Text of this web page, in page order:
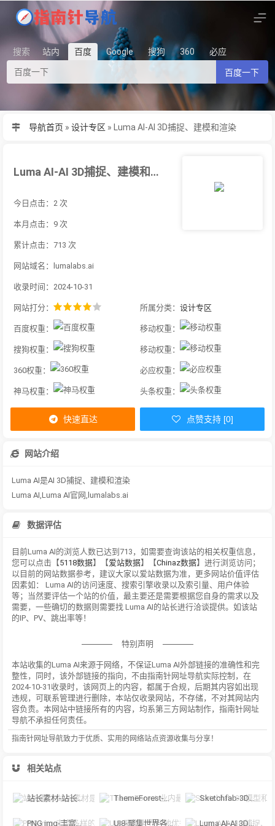
搜索 站内 百度 Google 搜狗 360 必应
百度一下
导航首页 » 设计专区 » Luma AI-AI 3D捕捉、建模和渲染
Luma AI-AI 3D捕捉、建模和渲染
今日点击：2 次
本月点击：9 次
累计点击：713 次
网站域名：lumalabs.ai
收录时间：2024-10-31
网站打分： 所属分类： 设计专区
百度权重： 移动权重：
搜狗权重： 移动权重：
360权重： 必应权重：
神马权重： 头条权重：
快速直达 点赞支持 [0]
网站介绍
Luma AI是AI 3D捕捉、建模和渲染
Luma AI,Luma AI官网,lumalabs.ai
数据评估
目前Luma AI的浏览人数已达到713，如需要查询该站的相关权重信息，
您可以点击【5118数据】【爱站数据】【Chinaz数据】进行浏览访问；
以目前的网站数据参考，建议大家以爱站数据为准，更多网站价值评估
因素如： Luma AI的访问速度、搜索引擎收录以及索引量、用户体验
等；当然要评估一个站的价值，最主要还是需要根据您自身的需求以及
需要，一些确切的数据则需要找 Luma AI的站长进行洽谈提供。如该站
的IP、PV、跳出率等！
特别声明
本站收集的Luma AI来源于网络，不保证Luma AI外部链接的准确性和完
整性，同时，该外部链接的指向，不由指南针网址导航实际控制，在
2024-10-31收录时，该网页上的内容，都属于合规，后期其内容如出现
违规，可联系管理进行删除，本站仅收录网站，不存储，不对其网站内
容负责。本网站中链接所有的内容，均系第三方网站制作，指南针网址
导航不承担任何责任。
指南针网址导航致力于优质、实用的网络站点资源收集与分享！
相关站点
站长素材-站长素材是一家大型综合设计类素材网站，提供高清图片素材、PS ThemeForest-业内最大的网站模板和CMS主题商城之一 Sketchfab-3D模型和AR内容的在线展示和交易平台
PNG img-丰富多样的PNG图片库，设计师的理想选择 UI8-聚集世界各地优秀UI设计源文件 Luma AI-AI 3D捕捉、建模和渲染